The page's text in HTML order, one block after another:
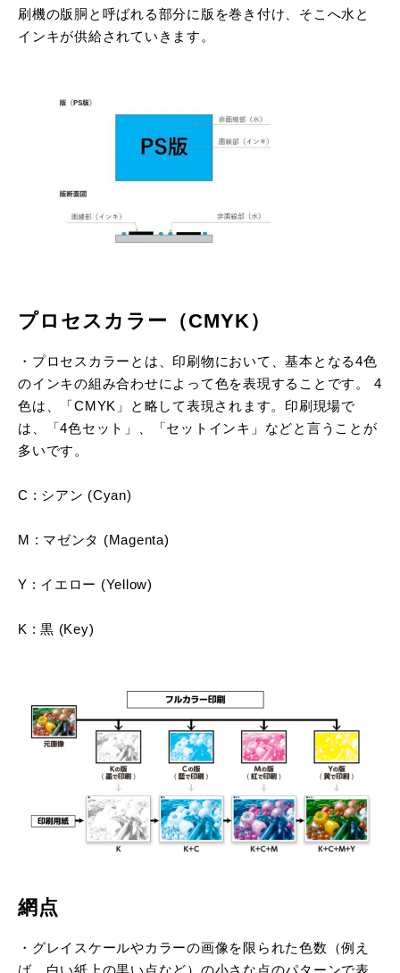
刷機の版胴と呼ばれる部分に版を巻き付け、そこへ水と
インキが供給されていきます。
プロセスカラー（CMYK）
・プロセスカラーとは、印刷物において、基本となる4色
のインキの組み合わせによって色を表現することです。 4
色は、「CMYK」と略して表現されます。印刷現場で
は、「4色セット」、「セットインキ」などと言うことが
多いです。
C : シアン (Cyan)
M : マゼンタ (Magenta)
Y : イエロー (Yellow)
K : 黒 (Key)
網点
・グレイスケールやカラーの画像を限られた色数（例え
ば、白い紙上の黒い点など）の小さな点のパターンで表